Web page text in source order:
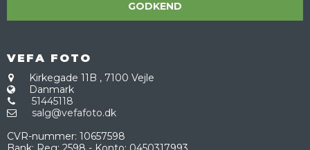
GODKEND
VEFA FOTO
Kirkegade 11B , 7100 Vejle
Danmark
51445118
salg@vefafoto.dk
CVR-nummer: 10657598